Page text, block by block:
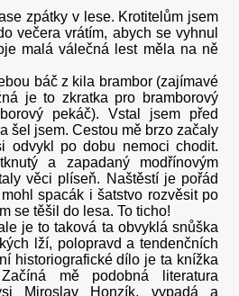
zpátky v lese. Krotitelům jsem
večera vrátím, abych se vyhnul
malá válečná lest měla na ně
báč z kila brambor (zajímavé
je to zkratka pro bramborový
pekáč). Vstal jsem před
šel jsem. Cestou mě brzo začaly
odvykl po dobu nemoci chodit.
a zapadaný modřínovým
věci plíseň. Naštěstí je pořád
spacák i šatstvo rozvěsit po
se těšil do lesa. To ticho!
je to taková ta obvyklá snůška
lží, polopravd a tendenčních
historiografické dílo je ta knížka
mě podobná literatura
Miroslav Honzík, vypadá a